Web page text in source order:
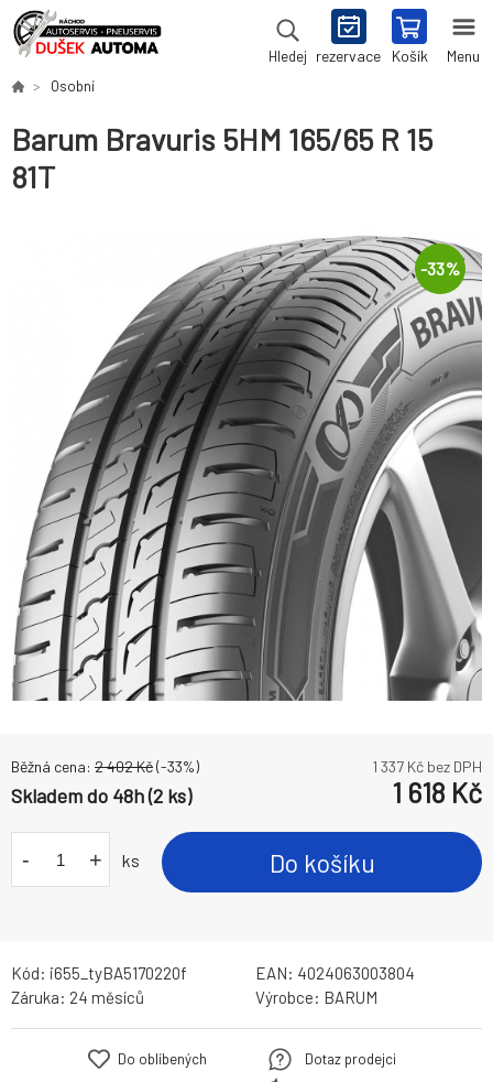
Hledej rezervace Košík Menu
Osobní
Barum Bravuris 5HM 165/65 R 15
81T
-33%
Běžná cena: 2 402Kč(-33%) 1 337 Kč bez DPH
Skladem do 48h (2 ks) 1 618 Kč
- + ks Do košíku
Kód: i655_tyBA5170220f EAN: 4024063003804
Záruka: 24 měsíců Výrobce: BARUM
Do oblíbených
Dotaz prodejci